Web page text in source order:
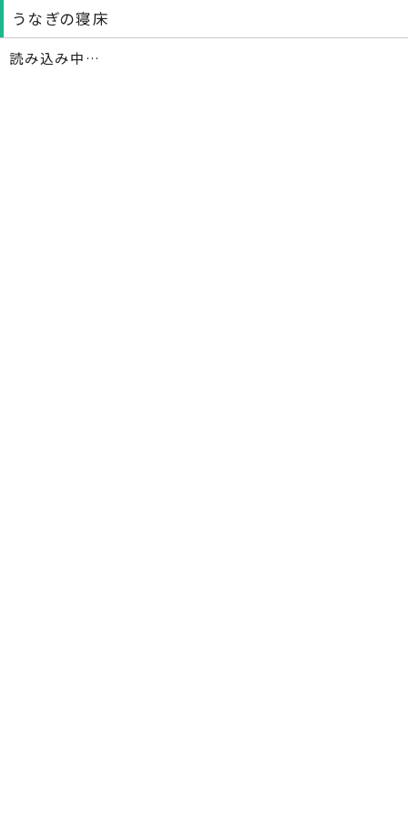
うなぎの寝床
読み込み中…